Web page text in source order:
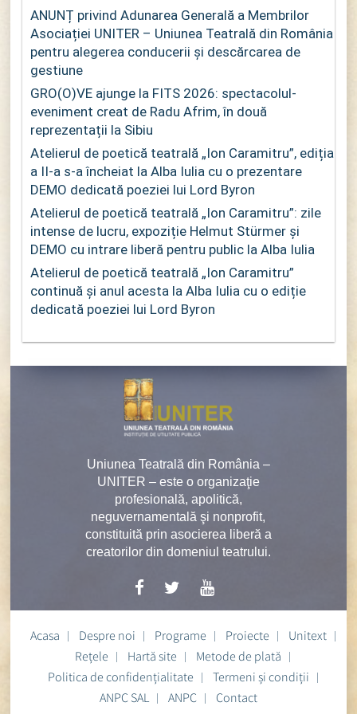
ANUNȚ privind Adunarea Generală a Membrilor
Asociației UNITER – Uniunea Teatrală din România
pentru alegerea conducerii și descărcarea de
gestiune
GRO(O)VE ajunge la FITS 2026: spectacolul-
eveniment creat de Radu Afrim, în două
reprezentații la Sibiu
Atelierul de poetică teatrală „Ion Caramitru”, ediția
a II-a s-a încheiat la Alba Iulia cu o prezentare
DEMO dedicată poeziei lui Lord Byron
Atelierul de poetică teatrală „Ion Caramitru”: zile
intense de lucru, expoziție Helmut Stürmer și
DEMO cu intrare liberă pentru public la Alba Iulia
Atelierul de poetică teatrală „Ion Caramitru”
continuă și anul acesta la Alba Iulia cu o ediție
dedicată poeziei lui Lord Byron
Uniunea Teatrală din România –
UNITER – este o organizaţie
profesională, apolitică,
neguvernamentală şi nonprofit,
constituită prin asocierea liberă a
creatorilor din domeniul teatrului.
Acasa Despre noi Programe Proiecte
Unitext
Rețele
Hartă site
Metode de plată
Politica de confidențialitate
Termeni și condiții
ANPC SAL
ANPC Contact